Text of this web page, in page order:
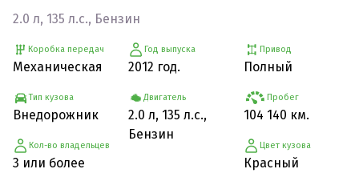
2.0 л, 135 л.с., Бензин
Коробка передач
Механическая
Тип кузова
Внедорожник
Кол-во владельцев
3 или более
Год выпуска
2012 год.
Двигатель
2.0 л, 135 л.с.,
Бензин
Привод
Полный
Пробег
104 140 км.
Цвет кузова
Красный